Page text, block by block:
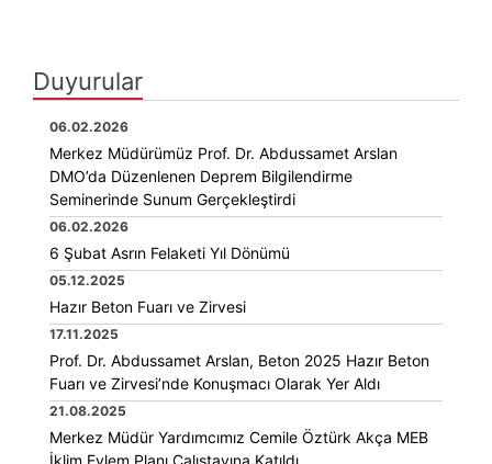
Duyurular
06.02.2026
Merkez Müdürümüz Prof. Dr. Abdussamet Arslan
DMO’da Düzenlenen Deprem Bilgilendirme
Seminerinde Sunum Gerçekleştirdi
06.02.2026
6 Şubat Asrın Felaketi Yıl Dönümü
05.12.2025
Hazır Beton Fuarı ve Zirvesi
17.11.2025
Prof. Dr. Abdussamet Arslan, Beton 2025 Hazır Beton
Fuarı ve Zirvesi’nde Konuşmacı Olarak Yer Aldı
21.08.2025
Merkez Müdür Yardımcımız Cemile Öztürk Akça MEB
İklim Eylem Planı Çalıştayına Katıldı